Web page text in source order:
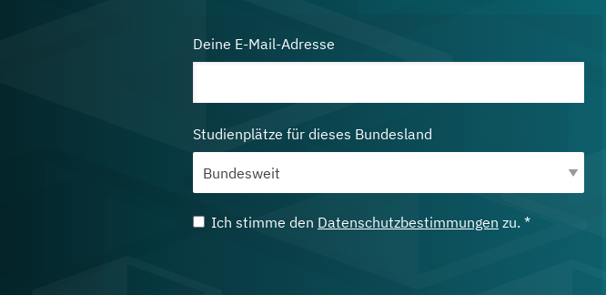
Deine E-Mail-Adresse
Studienplätze für dieses Bundesland
Ich stimme den Datenschutzbestimmungen zu. *